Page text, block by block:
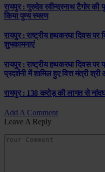
रायपुर : गुरुदेव रवीन्द्रनाथ टैगोर की
किया पुण्य स्मरण
रायपुर : राष्ट्रीय हथकरघा दिवस पर
शुभकामनाएं
रायपुर : राष्ट्रीय हथकरघा दिवस
प्रदर्शनी में शामिल हुए वित्त मंत्री श्री
रायपुर : 138 करोड़ की लागत से
Add A Comment
Leave A Reply